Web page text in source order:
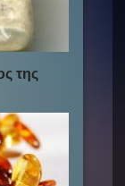
της